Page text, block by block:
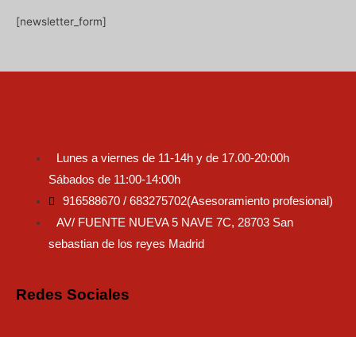
[newsletter_form]
Lunes a viernes de 11-14h y de 17.00-20:00h
Sábados de 11:00-14:00h
916588670 / 683275702(Asesoramiento profesional)
AV/ FUENTE NUEVA 5 NAVE 7C, 28703 San
sebastian de los reyes Madrid
Redes Sociales